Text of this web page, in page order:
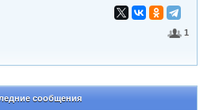
1
сообщения